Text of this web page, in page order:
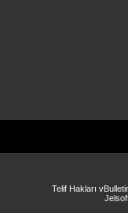
Telif Hakları